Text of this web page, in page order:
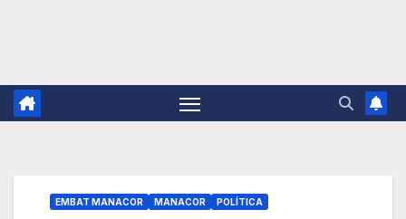
EMBAT MANACOR MANACOR POLÍTICA